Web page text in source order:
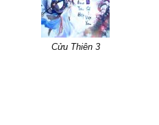
Cửu Thiên 3